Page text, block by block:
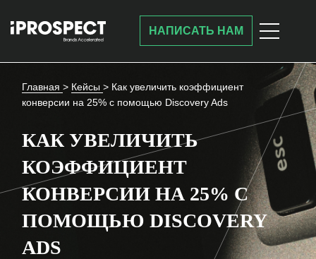
НАПИСАТЬ НАМ
Главная> Кейсы> Как увеличить коэффициент
конверсии на 25% с помощью Discovery Ads
КАК УВЕЛИЧИТЬ
КОЭФФИЦИЕНТ
КОНВЕРСИИ НА 25% С
ПОМОЩЬЮ DISCOVERY
ADS